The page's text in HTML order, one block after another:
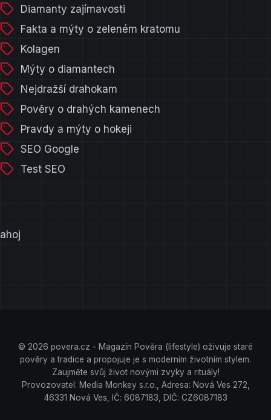
Diamanty zajímavosti
Fakta a mýty o zeleném kratomu
Kolagen
Mýty o diamantech
Nejdražší drahokam
Pověry o drahých kamenech
Pravdy a mýty o hokeji
SEO Google
Test SEO
ahoj
© 2026 povera.cz - Magazín Pověra (lifestyle) oživuje staré
pověry a tradice a propojuje je s moderním životním stylem.
Zaujměte svůj život novými zvyky a rituály!
Provozovatel: Media Monkey s.r.o., Adresa: Nová Ves 272,
46331 Nová Ves, IČ: 6087183, DIČ: CZ6087183